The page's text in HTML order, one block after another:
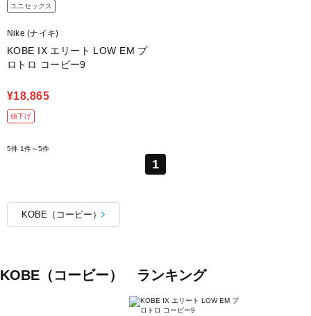
ユニセックス
Nike (ナイキ)
KOBE IX エリート LOW EM プ
ロトロ コービー9
¥18,865
値下げ
5件 1件～5件
1
KOBE（コービー）
KOBE（コービー） ランキング